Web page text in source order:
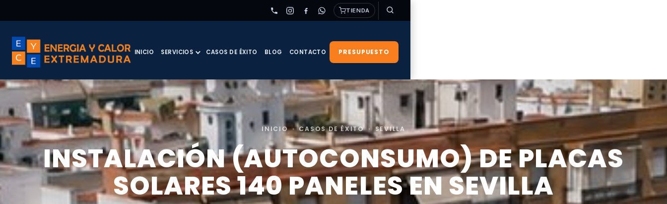
TIENDA
INICIO SERVICIOS CASOS DE ÉXITO BLOG CONTACTO PRESUPUESTO
INICIO › CASOS DE ÉXITO › SEVILLA
INSTALACIÓN (AUTOCONSUMO) DE PLACAS
SOLARES 140 PANELES EN SEVILLA